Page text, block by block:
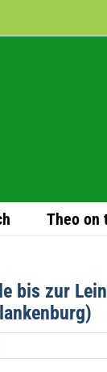
Theo on
bis zur